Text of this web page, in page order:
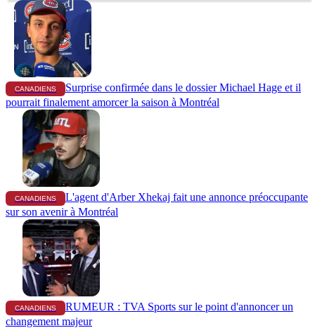
CANADIENS
Surprise confirmée dans le dossier Michael Hage et il
pourrait finalement amorcer la saison à Montréal
CANADIENS
L'agent d'Arber Xhekaj fait une annonce préoccupante
sur son avenir à Montréal
CANADIENS
RUMEUR : TVA Sports sur le point d'annoncer un
changement majeur